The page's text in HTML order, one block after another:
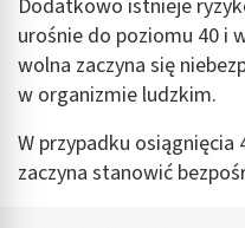
Dodatkowo istnieje
urośnie do poziomu 40 i
wolna zaczyna się
w organizmie ludzkim.
W przypadku osiągnięcia
zaczyna stanowić